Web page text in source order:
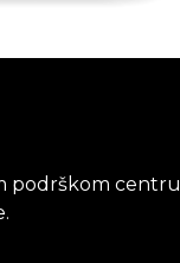
podrškom centru